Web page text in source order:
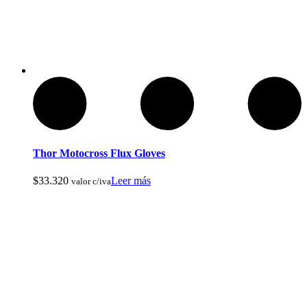
Thor Motocross Flux Gloves
$33.320 valor c/ivaLeer más